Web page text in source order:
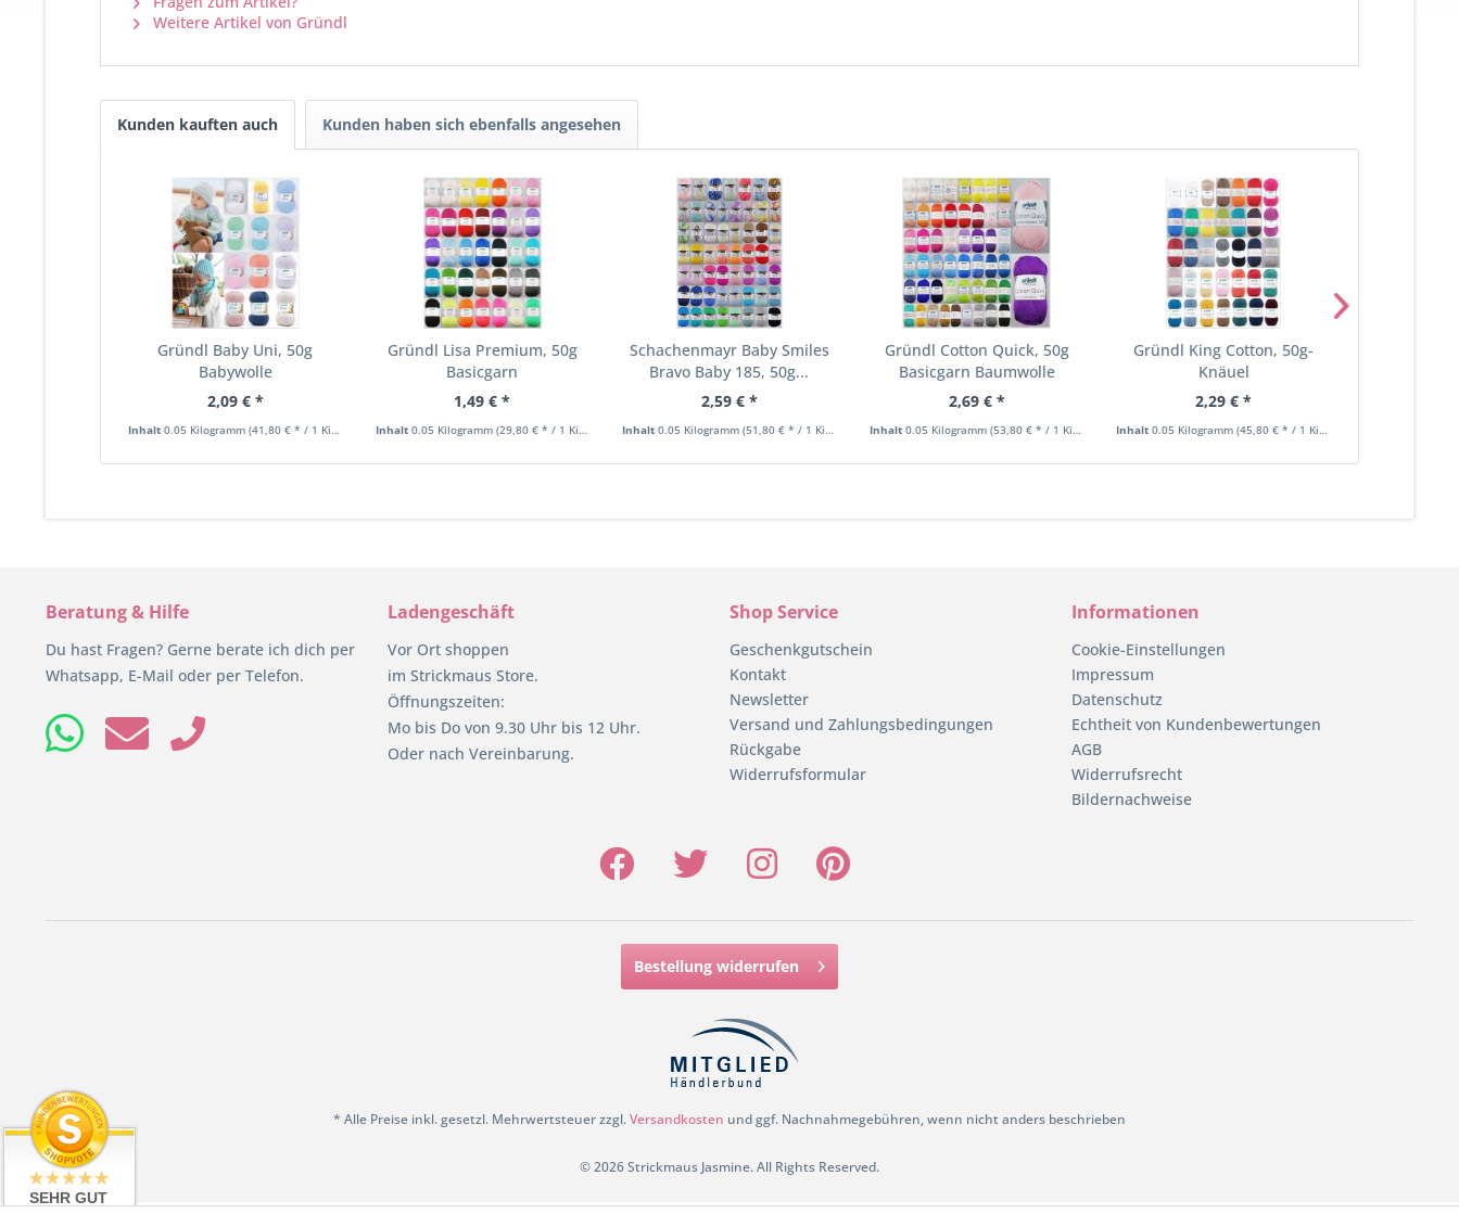
Weitere Artikel von Gründl
Kunden kauften auch Kunden haben sich ebenfalls angesehen
Gründl Baby Uni, 50g
Babywolle
2,09 € *
Inhalt 0.05 Kilogramm (41,80 € * / 1 Kilogramm)
Gründl Lisa Premium, 50g
Basicgarn
1,49 € *
Inhalt 0.05 Kilogramm (29,80 € * / 1 Kilogramm)
Schachenmayr Baby Smiles
Bravo Baby 185, 50g...
2,59 € *
Inhalt0.05 Kilogramm(51,80 € * / 1 Kilogramm)
Gründl Cotton Quick, 50g
Basicgarn Baumwolle
2,69 € *
Inhalt 0.05 Kilogramm (53,80 € * / 1 Kilogramm)
Gründl King Cotton, 50g-
Knäuel
2,29 € *
Inhalt0.05 Kilogramm(45,80 € * / 1 Kilogramm)
Beratung & Hilfe
Du hast Fragen? Gerne berate ich dich per
Whatsapp, E-Mail oder per Telefon.
Ladengeschäft
Vor Ort shoppen
im Strickmaus Store.
Öffnungszeiten:
Mo bis Do von 9.30 Uhr bis 12 Uhr.
Oder nach Vereinbarung.
Shop Service
Geschenkgutschein
Kontakt
Newsletter
Versand und Zahlungsbedingungen
Rückgabe
Widerrufsformular
Informationen
Cookie-Einstellungen
Impressum
Datenschutz
Echtheit von Kundenbewertungen
AGB
Widerrufsrecht
Bildernachweise
Bestellung widerrufen
* Alle Preise inkl. gesetzl. Mehrwertsteuer zzgl.Versandkosten und ggf. Nachnahmegebühren, wenn nicht anders beschrieben
© 2026 Strickmaus Jasmine. All Rights Reserved.
SEHR GUT